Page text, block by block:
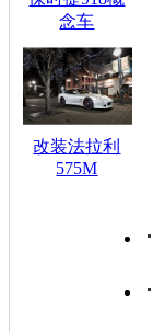
念车
改装法拉利
575M